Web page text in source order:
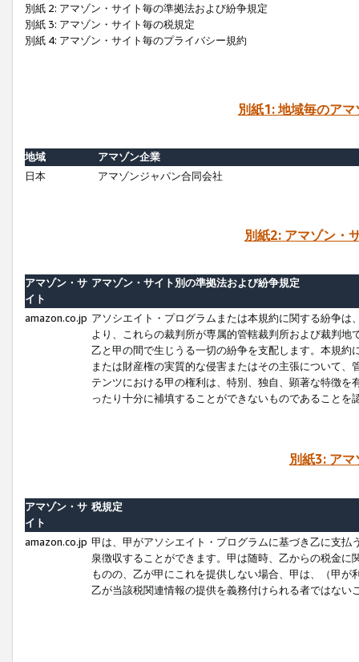
別紙 2: アマゾン・サイト毎の準拠法および紛争規定
別紙 3: アマゾン・サイト毎の税規定
別紙 4: アマゾン・サイト毎のプライバシー規約
別紙1: 地域毎のア
地域
アマゾン企業
日本
アマゾンジャパン合同会社
別紙2: アマゾン・
アマゾン・サ
イト
アマゾン・サイト別の準拠法および紛争規定
amazon.co.jp アソシエイト・プログラムまたは本規約に関する紛争
より、これらの裁判所が専属的管轄裁判所および裁判
乙と甲の間で生じうる一切の紛争を支配します。本規
または財産権の実質的な侵害またはその主張について
テンツにおける甲の権利は、特別、独自、顕著な特徴
ったり十分に補填することができないものであることを
別紙3: ア
アマゾン・サ
イト
税規定
amazon.co.jp 甲は、甲がアソシエイト・プログラムに基づき乙に支
泉徴収することができます。甲は随時、乙からの税金
ものの、乙が甲にこれを提供しない場合、甲は、（甲
乙が当該税関連情報の提供を義務付けられる者ではな